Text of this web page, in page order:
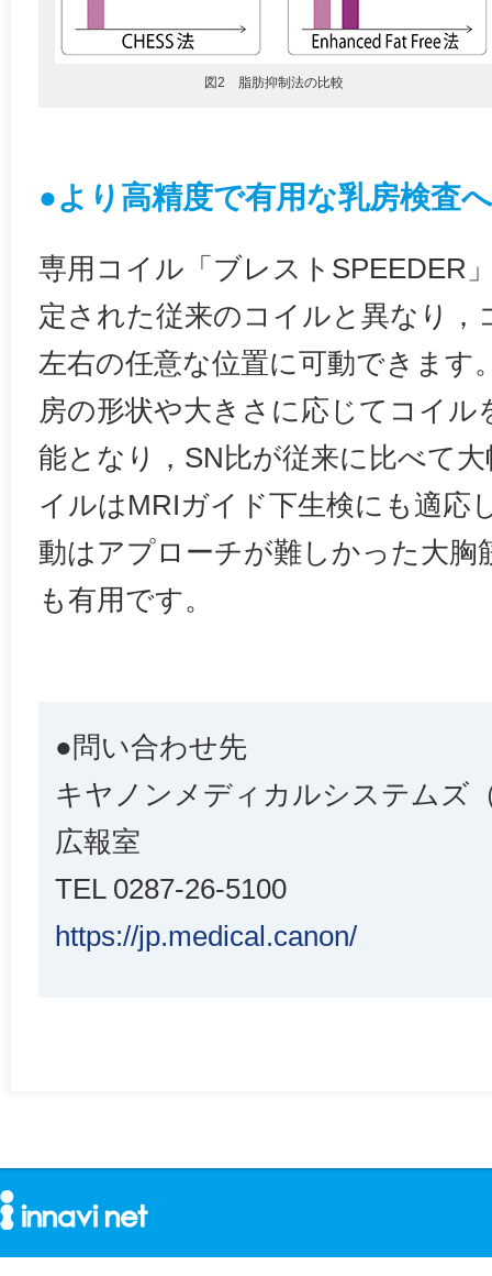
図2 脂肪抑制法の比較
●より高精度で有用な乳房検査へ
専用コイル「ブレストSPEEDER
定された従来のコイルと異なり，
左右の任意な位置に可動できます
房の形状や大きさに応じてコイル
能となり，SN比が従来に比べて
イルはMRIガイド下生検にも適応
動はアプローチが難しかった大胸
も有用です。
●問い合わせ先
キヤノンメディカルシステムズ
広報室
TEL 0287-26-5100
https://jp.medical.canon/